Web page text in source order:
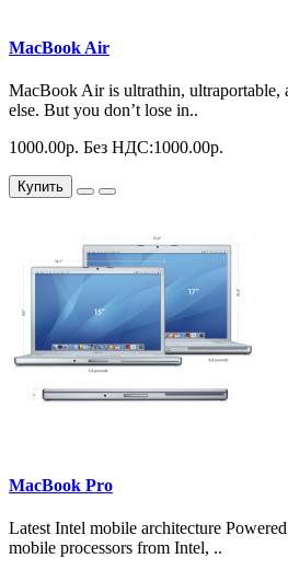
MacBook Air
MacBook Air is ultrathin, ultraportable,
else. But you don’t lose in..
1000.00р. Без НДС:1000.00р.
Купить
MacBook Pro
Latest Intel mobile architecture
mobile processors from Intel, ..